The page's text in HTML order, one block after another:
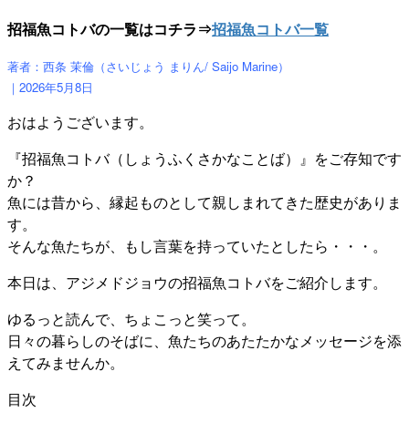
招福魚コトバの一覧はコチラ⇒招福魚コトバ一覧
著者：西条 茉倫（さいじょう まりん/ Saijo Marine）
｜2026年5月8日
おはようございます。
『招福魚コトバ（しょうふくさかなことば）』をご存知です
か？
魚には昔から、縁起ものとして親しまれてきた歴史がありま
す。
そんな魚たちが、もし言葉を持っていたとしたら・・・。
本日は、アジメドジョウの招福魚コトバをご紹介します。
ゆるっと読んで、ちょこっと笑って。
日々の暮らしのそばに、魚たちのあたたかなメッセージを添
えてみませんか。
目次